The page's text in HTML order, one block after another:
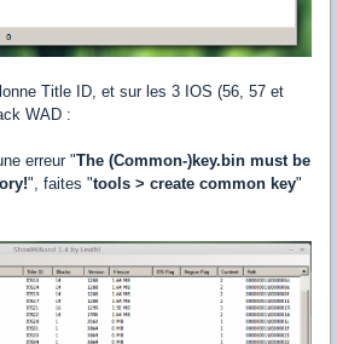
Title ID, et sur les 3 IOS (56, 57 et
WAD :
erreur "The (Common-)key.bin must be
", faites "tools > create common key"